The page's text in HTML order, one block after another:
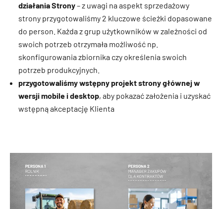
działania Strony– z uwagi na aspekt sprzedażowy
strony przygotowaliśmy 2 kluczowe ścieżki dopasowane
do person. Każda z grup użytkowników w zależności od
swoich potrzeb otrzymała możliwość np.
skonfigurowania zbiornika czy określenia swoich
potrzeb produkcyjnych.
przygotowaliśmy wstępny projekt strony głównej w
wersji mobile i desktop, aby pokazać założenia i uzyskać
wstępną akceptację Klienta